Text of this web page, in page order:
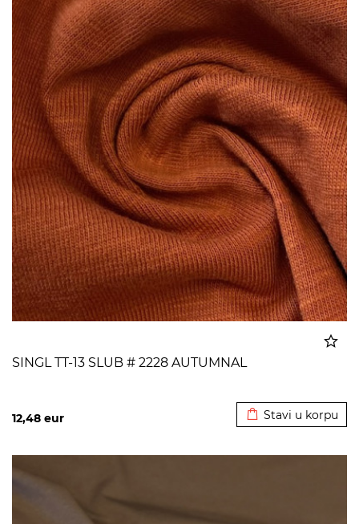
SINGL TT-13 SLUB # 2228 AUTUMNAL
12,48 eur Stavi u korpu